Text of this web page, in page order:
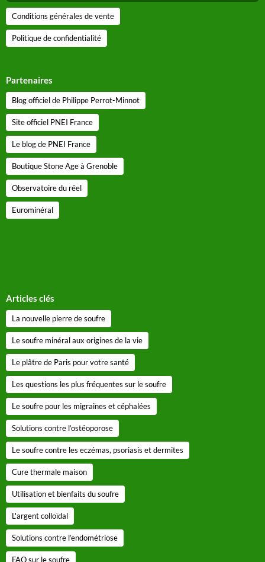
Conditions générales de vente
Politique de confidentialité
Partenaires
Blog officiel de Philippe Perrot-Minnot
Site officiel PNEI France
Le blog de PNEI France
Boutique Stone Age à Grenoble
Observatoire du réel
Eurominéral
Articles clés
La nouvelle pierre de soufre
Le soufre minéral aux origines de la vie
Le plâtre de Paris pour votre santé
Les questions les plus fréquentes sur le soufre
Le soufre pour les migraines et céphalées
Solutions contre l’ostéoporose
Le soufre contre les eczémas, psoriasis et dermites
Cure thermale maison
Utilisation et bienfaits du soufre
L'argent colloïdal
Solutions contre l’endométriose
FAQ sur le soufre